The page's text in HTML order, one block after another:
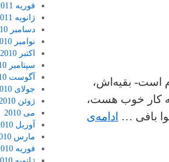
است- بقیه‌اش،
کار خوب هست،
بافی … ادامه‌ی
فوریه 2011
ژانویه 2011
دسامبر 2010
نوامبر 2010
اکتبر 2010
سپتامبر 2010
آگوست 2010
جولای 2010
ژوئن 2010
می 2010
آوریل 2010
مارس 2010
فوریه 2010